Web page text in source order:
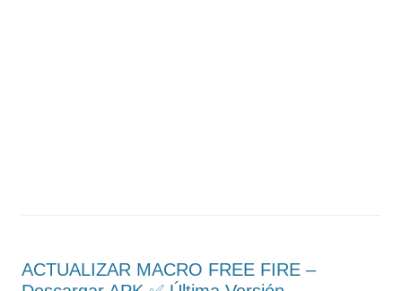
ACTUALIZAR MACRO FREE FIRE –